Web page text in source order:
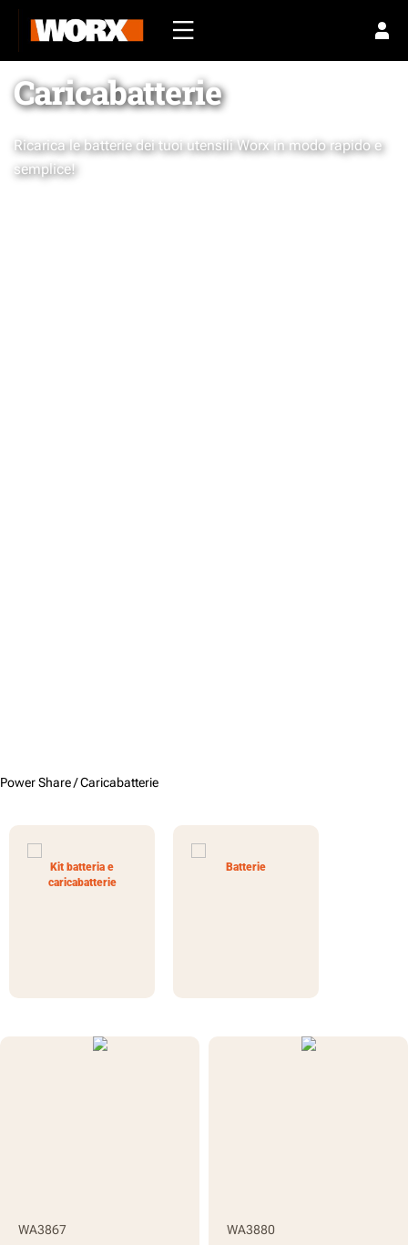
Caricabatterie
Ricarica le batterie dei tuoi utensili Worx in modo rapido e
semplice!
Power Share /Caricabatterie
Kit batteria e
caricabatterie
Batterie
WA3867 WA3880